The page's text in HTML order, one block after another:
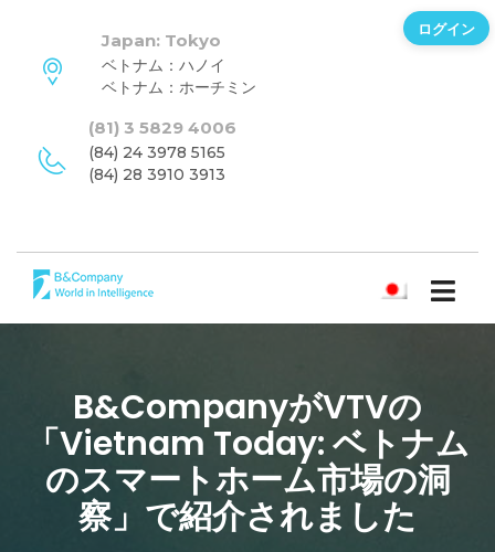
Japan: Tokyo
ベトナム：ハノイ
ベトナム：ホーチミン
(81) 3 5829 4006
(84) 24 3978 5165
(84) 28 3910 3913
日本語
B&CompanyがVTVの
「Vietnam Today: ベトナム
のスマートホーム市場の洞
察」で紹介されました
ログイン